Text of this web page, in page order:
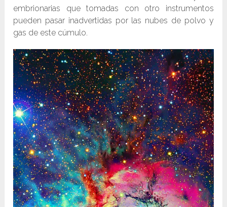
embrionarias que tomadas con otro instrumentos
pueden pasar inadvertidas por las nubes de polvo y
gas de este cúmulo.